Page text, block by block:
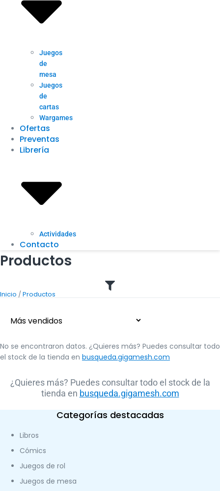
Juegos
de
mesa
Juegos
de
cartas
Wargames
Ofertas
Preventas
Librería
Actividades
Contacto
Productos
Inicio /Productos
No se encontraron datos. ¿Quieres más? Puedes consultar todo
el stock de la tienda en busqueda.gigamesh.com
¿Quieres más? Puedes consultar todo el stock de la
tienda en busqueda.gigamesh.com
Categorías destacadas
Libros
Cómics
Juegos de rol
Juegos de mesa